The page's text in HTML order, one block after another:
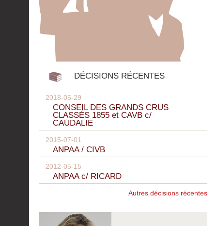
DÉCISIONS RÉCENTES
2018-05-29
CONSEIL DES GRANDS CRUS
CLASSÉS 1855 et CAVB c/
CAUDALIE
2015-07-01
ANPAA / CIVB
2012-05-15
ANPAA c/ RICARD
Autres décisions récentes